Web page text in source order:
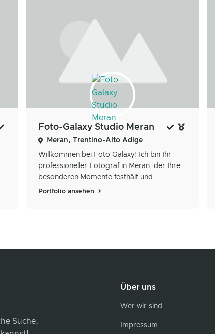
Foto-Galaxy Studio Meran
Meran, Trentino-Alto Adige
Willkommen bei Foto Galaxy! Ich bin Ihr
professioneller Fotograf in Meran, der Ihre
besonderen Momente festhält und...
Portfolio ansehen
Suche,
Über uns
Wer wir sind
Impressum